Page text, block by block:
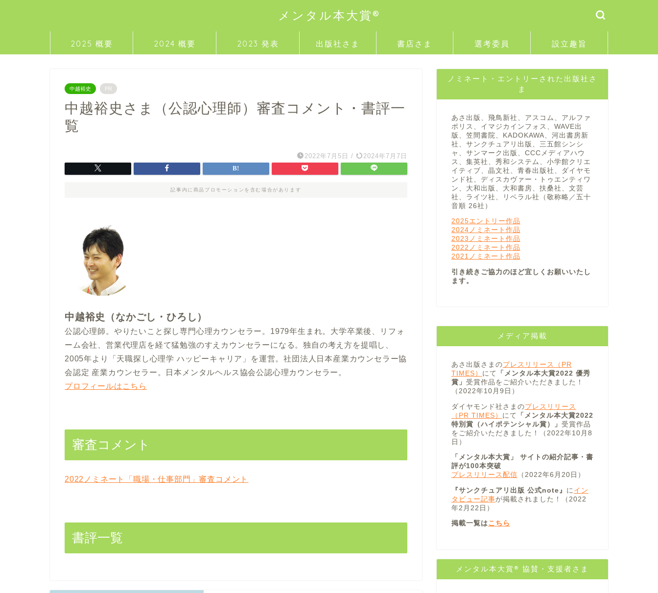
メンタル本大賞®
2025 概要 2024 概要 2023 発表 出版社さま 書店さま 選考委員 設立趣旨
中越裕史 PR
中越裕史さま（公認心理師）審査コメント・書評一
覧
2022年7月5日 / 2024年7月7日
記事内に商品プロモーションを含む場合があります
中越裕史（なかごし・ひろし）
公認心理師。やりたいこと探し専門心理カウンセラー。1979年生まれ。大学卒業後、リフォ
ーム会社、営業代理店を経て猛勉強のすえカウンセラーになる。独自の考え方を提唱し、
2005年より「天職探し心理学 ハッピーキャリア」を運営。社団法人日本産業カウンセラー協
会認定 産業カウンセラー。日本メンタルヘルス協会公認心理カウンセラー。
プロフィールはこちら
審査コメント
2022ノミネート「職場・仕事部門」審査コメント
書評一覧
ノミネート・エントリーされた出版社さ
ま
あさ出版、飛鳥新社、アスコム、アルファ
ポリス、イマジカインフォス、WAVE出
版、笠間書院、KADOKAWA、河出書房新
社、サンクチュアリ出版、三五館シンシ
ャ、サンマーク出版、CCCメディアハウ
ス、集英社、秀和システム、小学館クリエ
イティブ、晶文社、青春出版社、ダイヤモ
ンド社、ディスカヴァー・トゥエンティワ
ン、大和出版、大和書房、扶桑社、文芸
社、ライツ社、リベラル社（敬称略／五十
音順 26社）
2025エントリー作品
2024ノミネート作品
2023ノミネート作品
2022ノミネート作品
2021ノミネート作品
引き続きご協力のほど宜しくお願いいたし
ます。
メディア掲載
あさ出版さまのプレスリリース（PR
TIMES） にて
「メンタル本大賞2022 優秀
賞」 受賞作品をご紹介いただきました！
（2022年10月9日）
ダイヤモンド社さまのプレスリリース
（PR TIMES） にて
「メンタル本大賞2022
特別賞（ハイポテンシャル賞）」 受賞作品
をご紹介いただきました！（2022年10月8
日）
「メンタル本大賞」 サイトの紹介記事・書
評が100本突破
プレスリリース配信 （2022年6月20日）
『サンクチュアリ出版 公式note』 に イン
タビュー記事が掲載されました！（2022
年2月22日）
掲載一覧はこちら
メンタル本大賞® 協賛・支援者さま